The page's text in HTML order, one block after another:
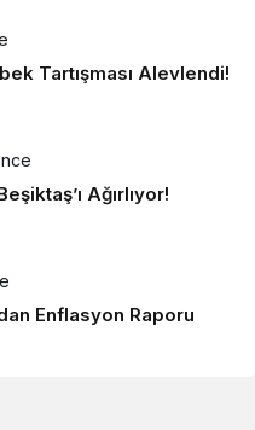
Tartışması Alevlendi!
Ağırlıyor!
Enflasyon Raporu